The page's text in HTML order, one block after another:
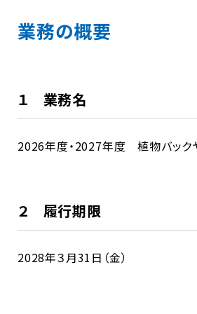
業務の概要
１ 業務名
2026年度・2027年度 植物バック
２ 履行期限
2028年３月31日（金）